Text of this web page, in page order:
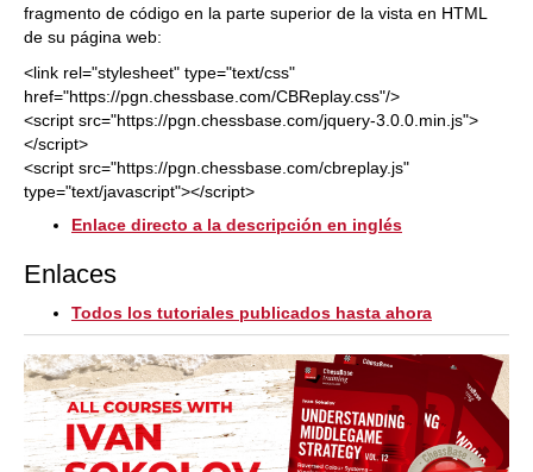
fragmento de código en la parte superior de la vista en HTML
de su página web:
<link rel="stylesheet" type="text/css"
href="https://pgn.chessbase.com/CBReplay.css"/>
<script src="https://pgn.chessbase.com/jquery-3.0.0.min.js">
</script>
<script src="https://pgn.chessbase.com/cbreplay.js"
type="text/javascript"></script>
Enlace directo a la descripción en inglés
Enlaces
Todos los tutoriales publicados hasta ahora